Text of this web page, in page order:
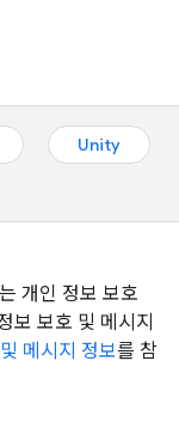
Unity
개인 정보 보호
보 보호 및 메시지
메시지 정보를 참